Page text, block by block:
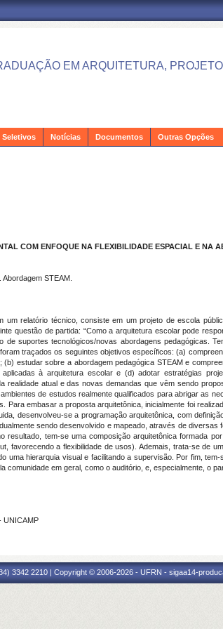
EM ARQUITETURA,
Seletivos Notícias Documentos Outras Opções
COM ENFOQUE NA FLEXIBILIDADE ESPACIAL E NA
STEAM.
relatório técnico, consiste em um projeto de escola
questão de partida: “Como a arquitetura escolar pode
suportes tecnológicos/novas abordagens pedagógicas.
traçados os seguintes objetivos específicos: (a)
estudar sobre a abordagem pedagógica STEAM e
à arquitetura escolar e (d) adotar estratégias
atual e das novas demandas que vêm sendo
de estudos realmente qualificados para abrigar as
embasar a proposta arquitetônica, inicialmente foi
desenvolveu-se a programação arquitetônica, com
sendo desenvolvido e mapeado, através de
resultado, tem-se uma composição arquitetônica formada
favorecendo a flexibilidade de usos). Ademais, trata-se de
uma hierarquia visual e facilitando a supervisão. Por fim,
em geral, como o auditório, e, especialmente, o
UNICAMP
3342 2210 | Copyright © 2006-2026 - UFRN - sigaa14-